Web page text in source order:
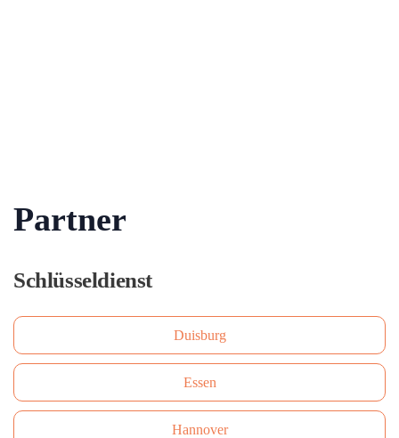
Partner
Schlüsseldienst
Duisburg
Essen
Hannover